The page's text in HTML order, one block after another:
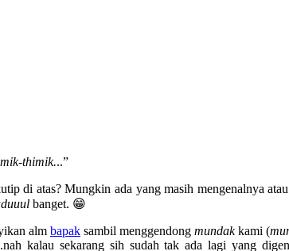
thimik...”
di atas? Mungkin ada yang masih mengenalnya
banget. 😁
alm bapak sambil menggendong mundakkami (
kalau sekarang sih sudah tak ada lagi yang